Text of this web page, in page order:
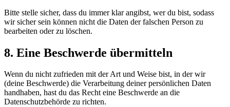
Bitte stelle sicher, dass du immer klar angibst, wer du bist, sodass
wir sicher sein können nicht die Daten der falschen Person zu
bearbeiten oder zu löschen.
8. Eine Beschwerde übermitteln
Wenn du nicht zufrieden mit der Art und Weise bist, in der wir
(deine Beschwerde) die Verarbeitung deiner persönlichen Daten
handhaben, hast du das Recht eine Beschwerde an die
Datenschutzbehörde zu richten.